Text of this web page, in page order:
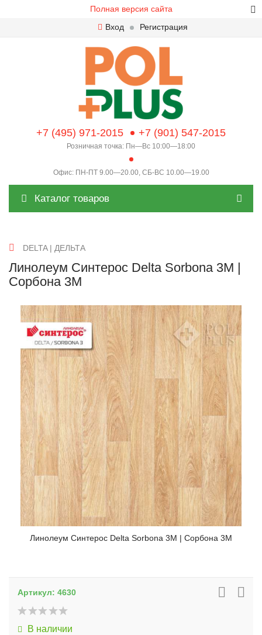
Полная версия сайта
Вход
Регистрация
+7 (495) 971-2015 +7 (901) 547-2015
Розничная точка: Пн—Вс 10:00—18:00
Офис: ПН-ПТ 9.00—20.00, СБ-ВС 10.00—19.00
Каталог товаров
DELTA | ДЕЛЬТА
Линолеум Синтерос Delta Sorbona 3M |
Сорбона 3М
Линолеум Синтерос Delta Sorbona 3M | Сорбона 3М
Артикул: 4630
В наличии